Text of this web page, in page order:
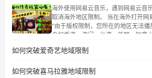
朋友们，使用番茄回国加速器，即可
讯视频地区版权限制」的问题，无论
湾、美国、加拿大、澳大利亚、欧洲
学、定居等，都可以使用，不再因地
海外使用网易云音乐，遇到网易云音
取消海外地区限制。 当在海外打开网易云音乐，却突然弹出
“由于版权限制，您所在的地区无法播放”的
户如香港、澳门、台湾、美国、加拿
地区及版权限制问题，且仅能在中国大陆地
户收听网易云音乐地区版权限制」的
如何突破爱奇艺地域限制
如何突破喜马拉雅地域限制